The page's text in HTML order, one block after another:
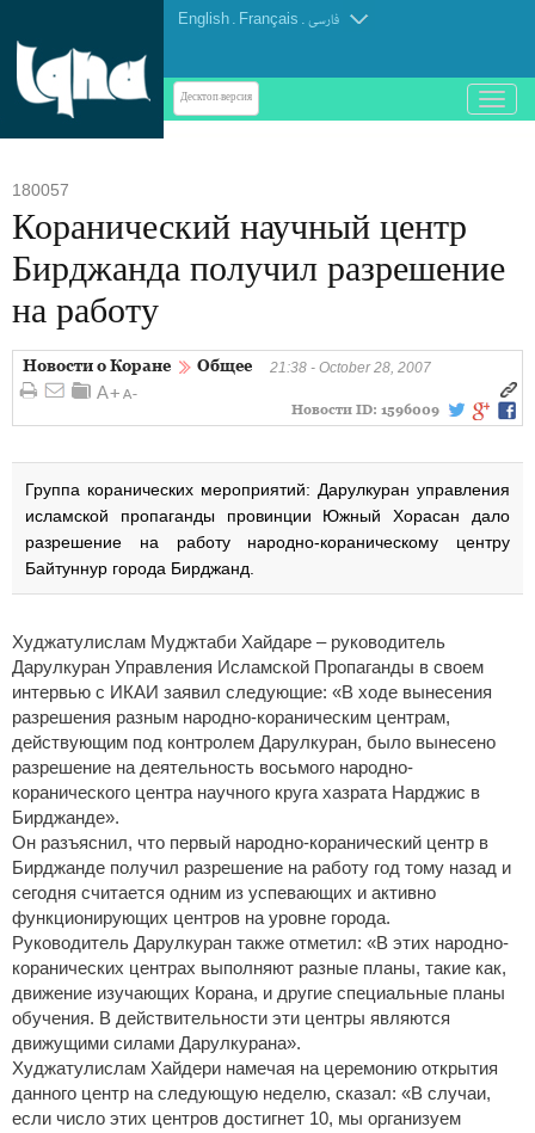
English . Français . فارسی
Десктоп-версия
باز
و
180057
Коранический научный центр
Бирджанда получил разрешение
на работу
Новости о Коране Общее 21:38 - October 28, 2007
Новости ID: 1596009
Группа коранических мероприятий: Дарулкуран управления
исламской пропаганды провинции Южный Хорасан дало
разрешение на работу народно-кораническому центру
Байтуннур города Бирджанд.
Худжатулислам Муджтаби Хайдаре – руководитель
Дарулкуран Управления Исламской Пропаганды в своем
интервью с ИКАИ заявил следующие: «В ходе вынесения
разрешения разным народно-кораническим центрам,
действующим под контролем Дарулкуран, было вынесено
разрешение на деятельность восьмого народно-
коранического центра научного круга хазрата Нарджис в
Бирджанде».
Он разъяснил, что первый народно-коранический центр в
Бирджанде получил разрешение на работу год тому назад и
сегодня считается одним из успевающих и активно
функционирующих центров на уровне города.
Руководитель Дарулкуран также отметил: «В этих народно-
коранических центрах выполняют разные планы, такие как,
движение изучающих Корана, и другие специальные планы
обучения. В действительности эти центры являются
движущими силами Дарулкурана».
Худжатулислам Хайдери намечая на церемонию открытия
данного центр на следующую неделю, сказал: «В случаи,
если число этих центров достигнет 10, мы организуем